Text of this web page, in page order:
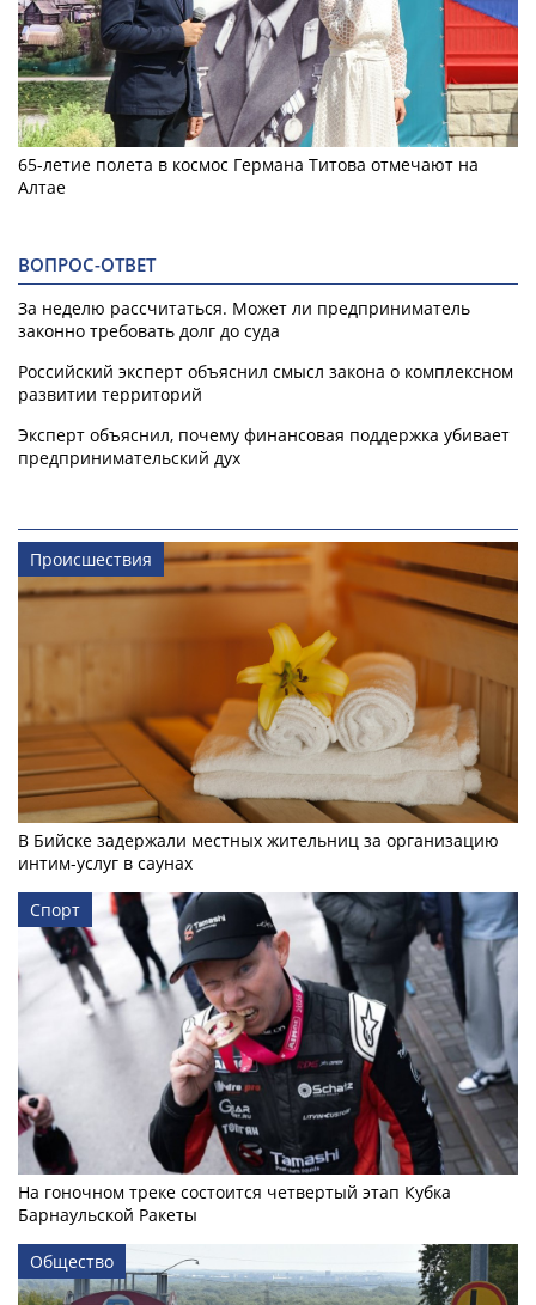
65-летие полета в космос Германа Титова отмечают на
Алтае
ВОПРОС-ОТВЕТ
За неделю рассчитаться. Может ли предприниматель
законно требовать долг до суда
Российский эксперт объяснил смысл закона о комплексном
развитии территорий
Эксперт объяснил, почему финансовая поддержка убивает
предпринимательский дух
Происшествия
В Бийске задержали местных жительниц за организацию
интим-услуг в саунах
Спорт
На гоночном треке состоится четвертый этап Кубка
Барнаульской Ракеты
Общество